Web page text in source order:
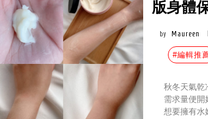
版身體
by Maureen
#編輯推
秋冬天氣乾
需求量便開
想要擁有水